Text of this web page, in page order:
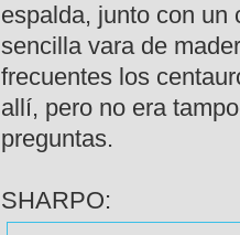
espalda, junto con un
sencilla vara de
frecuentes los
allí, pero no era
preguntas.
SHARPO: